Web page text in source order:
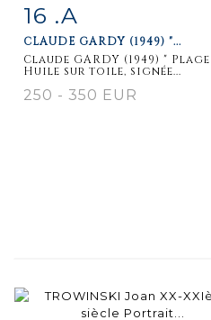
Item detail
16 .A
CLAUDE GARDY (1949) "...
Claude GARDY (1949) " Plage
Huile sur toile, signée...
250 - 350 EUR